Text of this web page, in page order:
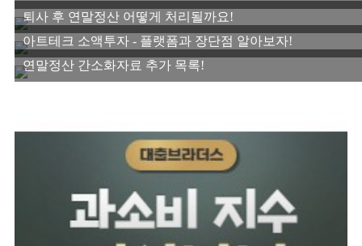
퇴사 후 연말정산 어떻게 처리될까요!
아트테크 소액투자 - 플랫폼과 장단점 알아보자!
연말정산 간소화자료 추가 목록!